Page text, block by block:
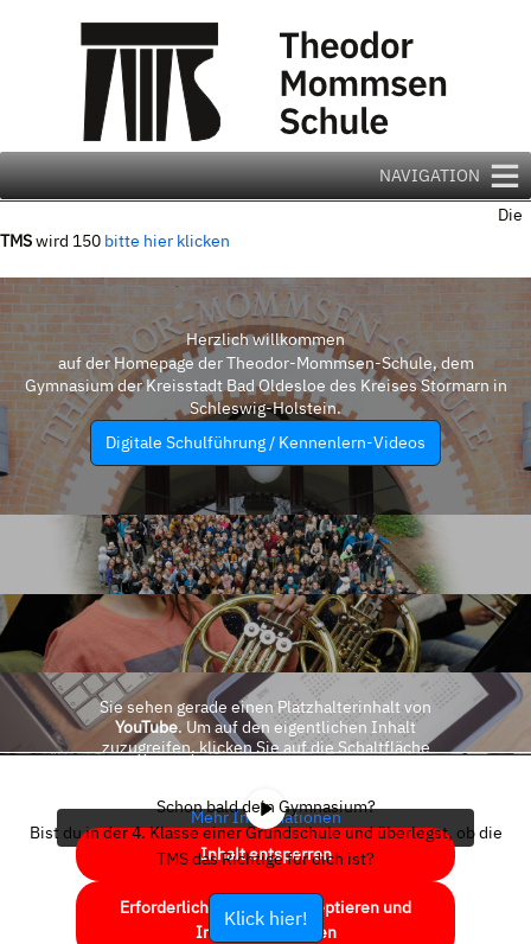
NAVIGATION
Die
TMSwird 150 bitte hier klicken
Herzlich willkommen
auf der Homepage der Theodor-Mommsen-Schule, dem
Gymnasium der Kreisstadt Bad Oldesloe des Kreises Stormarn in
Schleswig-Holstein.
Digitale Schulführung / Kennenlern-Videos
Sie sehen gerade einen Platzhalterinhalt von
YouTube. Um auf den eigentlichen Inhalt
zuzugreifen, klicken Sie auf die Schaltfläche
Mehr Informationen
Inhalt entsperren
Erforderlichen Service akzeptieren und
Inhalte entsperren
Schon bald dein Gymnasium?
Bist du in der 4. Klasse einer Grundschule und überlegst, ob die
TMS das Richtige für dich ist?
Klick hier!